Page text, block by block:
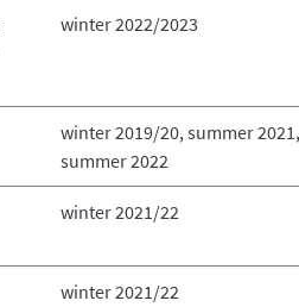
winter 2022/2023
winter 2019/20, summer 2021,
summer 2022
winter 2021/22
winter 2021/22